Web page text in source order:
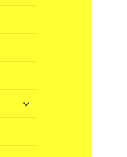
untermenü